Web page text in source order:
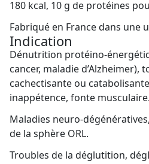
180 kcal, 10 g de protéines
Fabriqué en France dans une
Indication
Dénutrition protéino-
cancer, maladie d’Alzheimer),
cachectisante ou
inappétence, fonte musculaire.
Maladies neuro-
de la sphère ORL.
Troubles de la déglutition,